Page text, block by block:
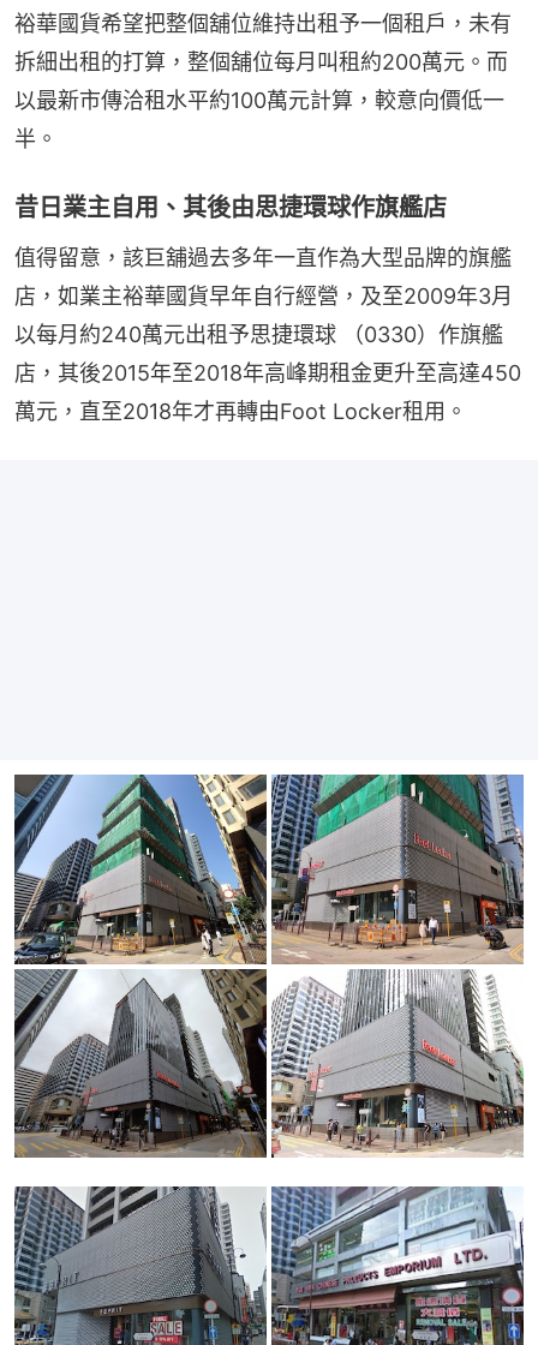
裕華國貨希望把整個舖位維持出租予一個租戶，未有
拆細出租的打算，整個舖位每月叫租約200萬元。而
以最新市傳洽租水平約100萬元計算，較意向價低一
半。
昔日業主自用、其後由思捷環球作旗艦店
值得留意，該巨舖過去多年一直作為大型品牌的旗艦
店，如業主裕華國貨早年自行經營，及至2009年3月
以每月約240萬元出租予思捷環球 （0330）作旗艦
店，其後2015年至2018年高峰期租金更升至高達450
萬元，直至2018年才再轉由Foot Locker租用。